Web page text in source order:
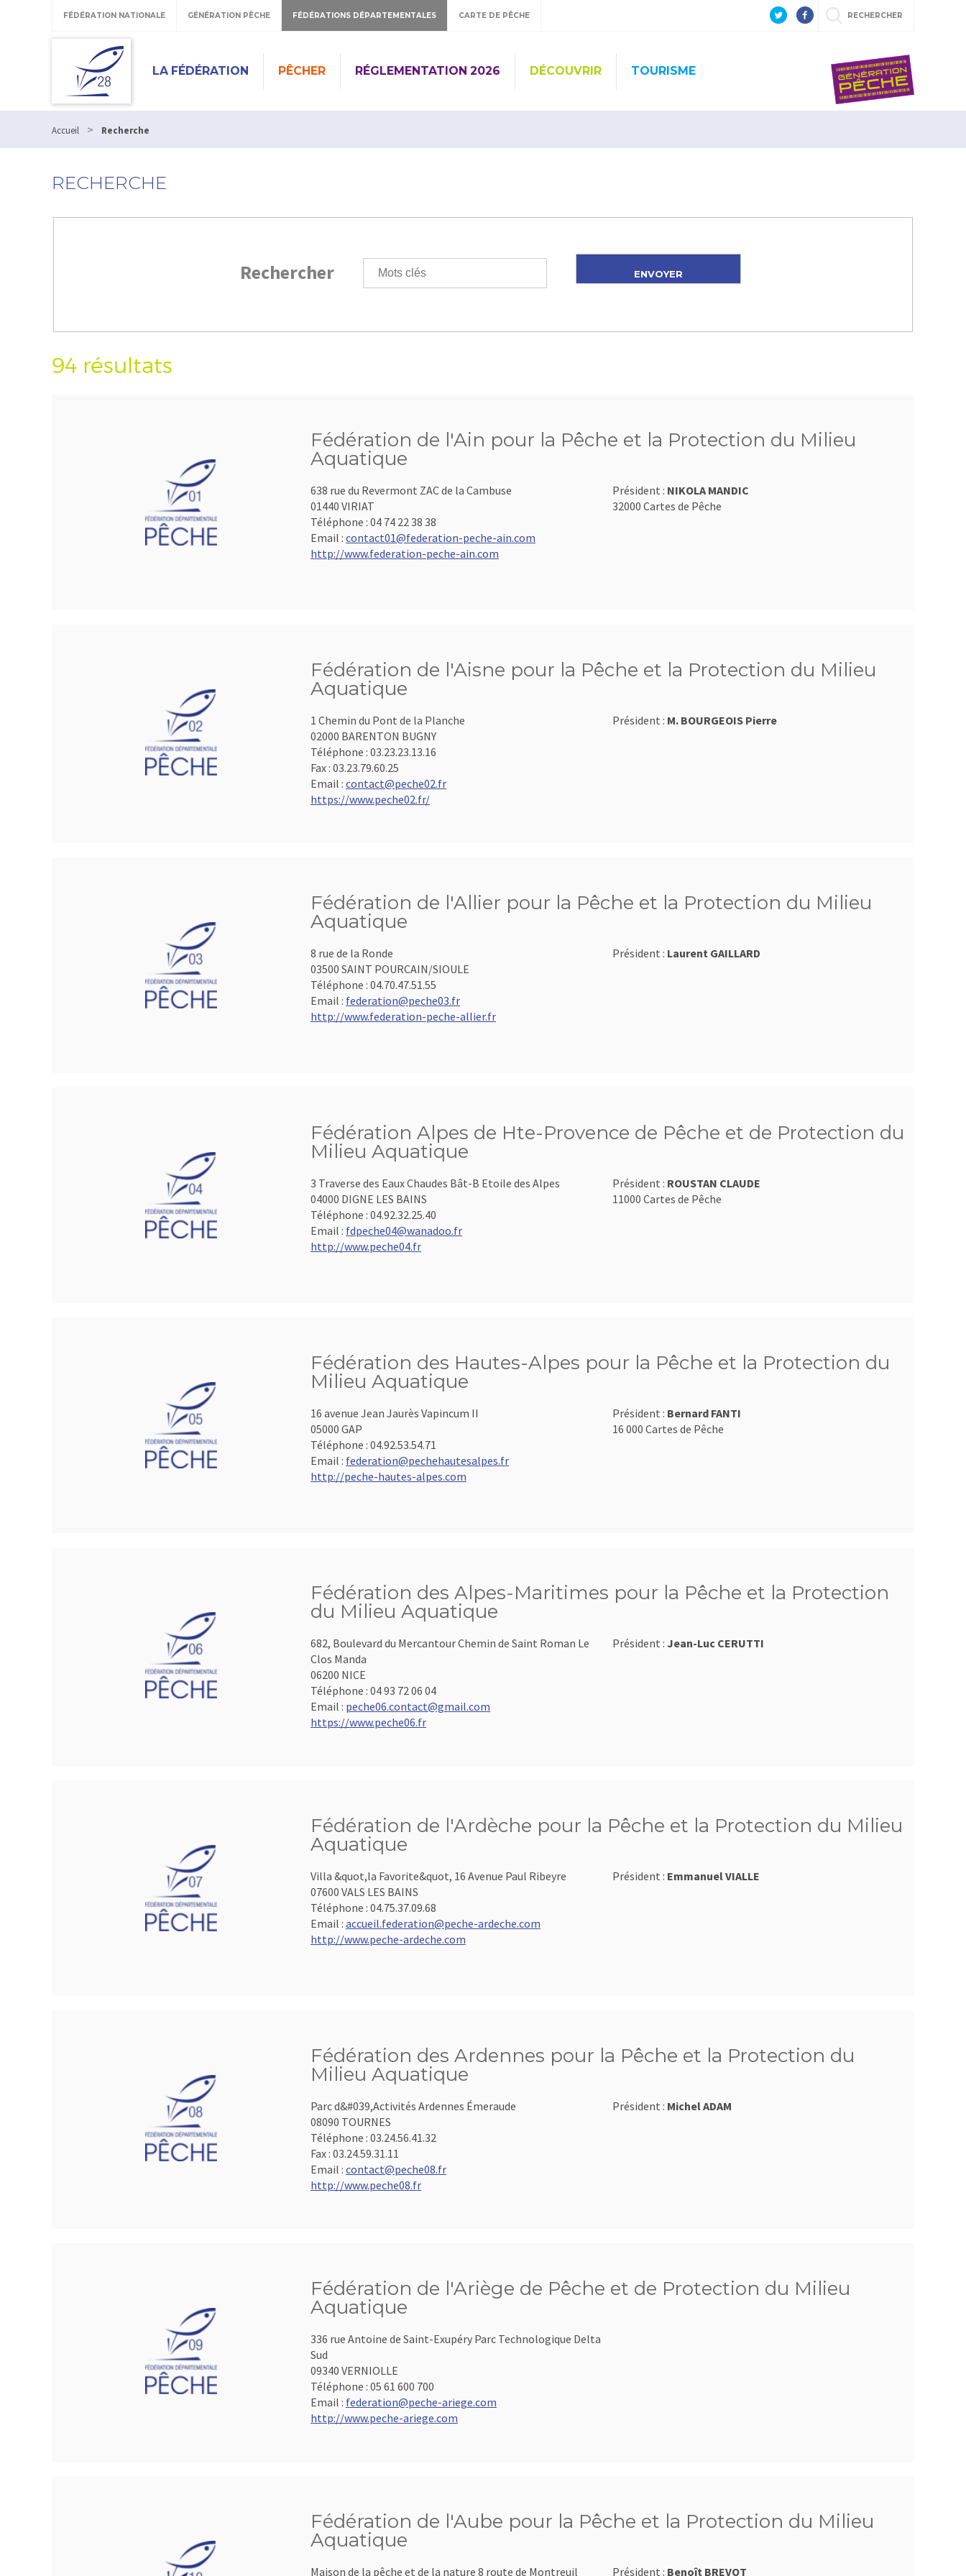
FÉDÉRATION NATIONALE GÉNÉRATION PÊCHE FÉDÉRATIONS DÉPARTEMENTALES CARTE DE PÊCHE RECHERCHER
LA FÉDÉRATION PÊCHER RÉGLEMENTATION 2026 DÉCOUVRIR TOURISME
Accueil > Recherche
RECHERCHE
Rechercher
94 résultats
Fédération de l'Ain pour la Pêche et la Protection du Milieu
Aquatique
638 rue du Revermont ZAC de la Cambuse
01440 VIRIAT
Téléphone : 04 74 22 38 38
Email : contact01@federation-peche-ain.com
http://www.federation-peche-ain.com
Président : NIKOLA MANDIC
32000 Cartes de Pêche
Fédération de l'Aisne pour la Pêche et la Protection du Milieu
Aquatique
1 Chemin du Pont de la Planche
02000 BARENTON BUGNY
Téléphone : 03.23.23.13.16
Fax : 03.23.79.60.25
Email : contact@peche02.fr
https://www.peche02.fr/
Président : M. BOURGEOIS Pierre
Fédération de l'Allier pour la Pêche et la Protection du Milieu
Aquatique
8 rue de la Ronde
03500 SAINT POURCAIN/SIOULE
Téléphone : 04.70.47.51.55
Email : federation@peche03.fr
http://www.federation-peche-allier.fr
Président : Laurent GAILLARD
Fédération Alpes de Hte-Provence de Pêche et de Protection du
Milieu Aquatique
3 Traverse des Eaux Chaudes Bât-B Etoile des Alpes
04000 DIGNE LES BAINS
Téléphone : 04.92.32.25.40
Email : fdpeche04@wanadoo.fr
http://www.peche04.fr
Président : ROUSTAN CLAUDE
11000 Cartes de Pêche
Fédération des Hautes-Alpes pour la Pêche et la Protection du
Milieu Aquatique
16 avenue Jean Jaurès Vapincum II
05000 GAP
Téléphone : 04.92.53.54.71
Email : federation@pechehautesalpes.fr
http://peche-hautes-alpes.com
Président : Bernard FANTI
16 000 Cartes de Pêche
Fédération des Alpes-Maritimes pour la Pêche et la Protection
du Milieu Aquatique
682, Boulevard du Mercantour Chemin de Saint Roman Le
Clos Manda
06200 NICE
Téléphone : 04 93 72 06 04
Email : peche06.contact@gmail.com
https://www.peche06.fr
Président : Jean-Luc CERUTTI
Fédération de l'Ardèche pour la Pêche et la Protection du Milieu
Aquatique
Villa &quot,la Favorite&quot, 16 Avenue Paul Ribeyre
07600 VALS LES BAINS
Téléphone : 04.75.37.09.68
Email : accueil.federation@peche-ardeche.com
http://www.peche-ardeche.com
Président : Emmanuel VIALLE
Fédération des Ardennes pour la Pêche et la Protection du
Milieu Aquatique
Parc d&#039,Activités Ardennes Émeraude
08090 TOURNES
Téléphone : 03.24.56.41.32
Fax : 03.24.59.31.11
Email : contact@peche08.fr
http://www.peche08.fr
Président : Michel ADAM
Fédération de l'Ariège de Pêche et de Protection du Milieu
Aquatique
336 rue Antoine de Saint-Exupéry Parc Technologique Delta
Sud
09340 VERNIOLLE
Téléphone : 05 61 600 700
Email : federation@peche-ariege.com
http://www.peche-ariege.com
Fédération de l'Aube pour la Pêche et la Protection du Milieu
Aquatique
Maison de la pêche et de la nature 8 route de Montreuil Président : Benoît BREVOT